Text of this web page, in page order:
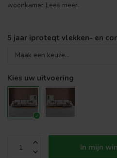
woonkamer Lees meer.
5 jaar iproteqt vlekken- en
Kies uw uitvoering
In mijn